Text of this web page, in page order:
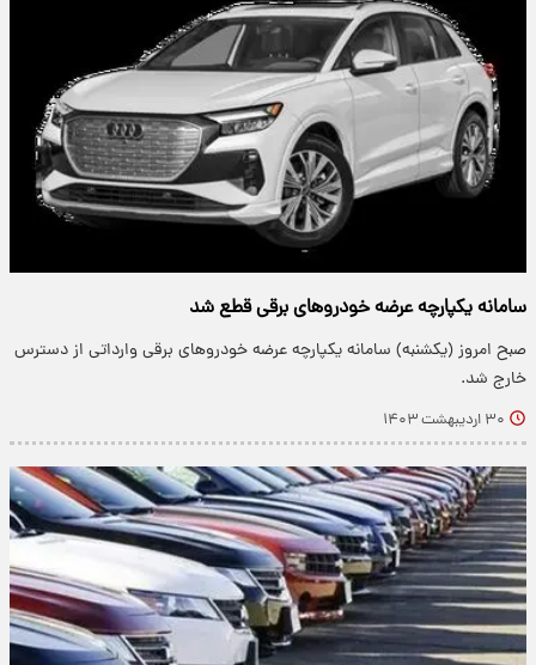
سامانه یکپارچه عرضه خودروهای برقی قطع شد
صبح امروز (یکشنبه) سامانه یکپارچه عرضه خودروهای برقی وارداتی از دسترس
خارج شد.
۳۰ اردیبهشت ۱۴۰۳